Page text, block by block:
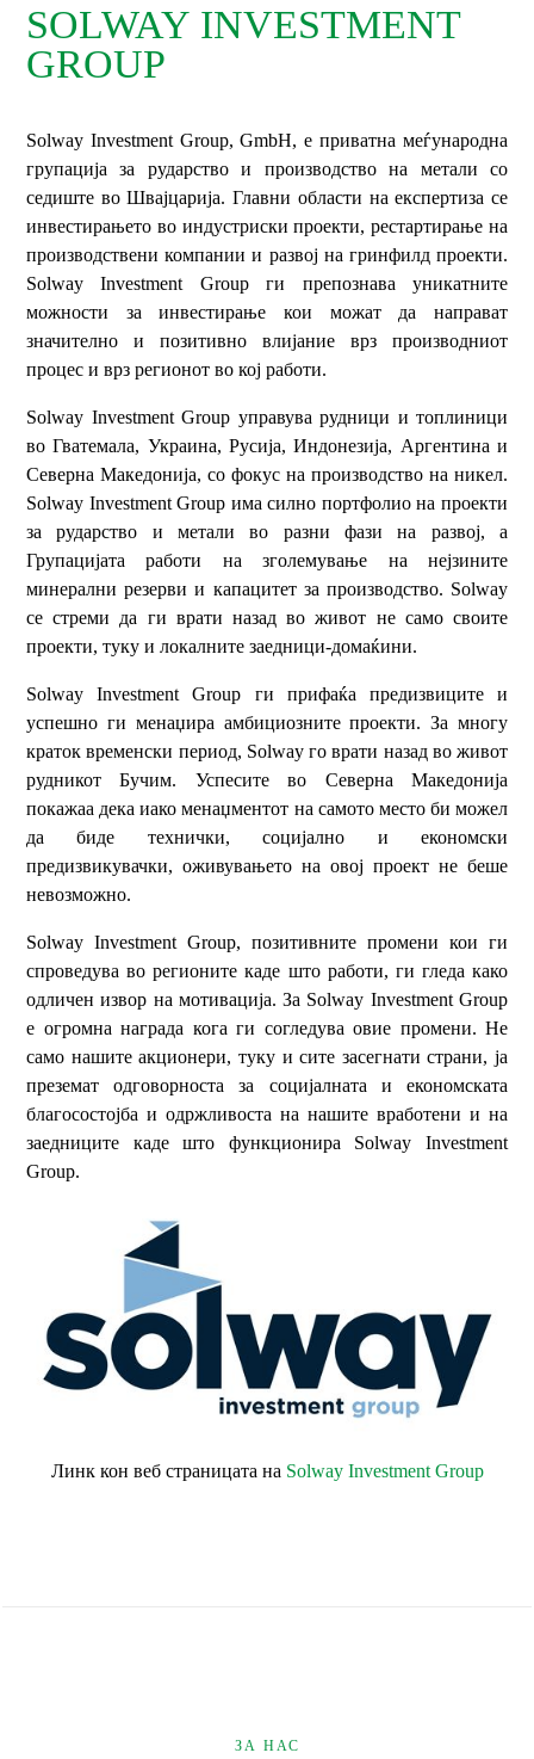
SOLWAY INVESTMENT
GROUP
Solway Investment Group, GmbH, е приватна меѓународна
групација за рударство и производство на метали со
седиште во Швајцарија. Главни области на експертиза се
инвестирањето во индустриски проекти, рестартирање на
производствени компании и развој на гринфилд проекти.
Solway Investment Group ги препознава уникатните
можности за инвестирање кои можат да направат
значително и позитивно влијание врз производниот
процес и врз регионот во кој работи.
Solway Investment Group управува рудници и топлиници
во Гватемала, Украина, Русија, Индонезија, Аргентина и
Северна Македонија, со фокус на производство на никел.
Solway Investment Group има силно портфолио на проекти
за рударство и метали во разни фази на развој, а
Групацијата работи на зголемување на нејзините
минерални резерви и капацитет за производство. Solway
се стреми да ги врати назад во живот не само своите
проекти, туку и локалните заедници-домаќини.
Solway Investment Group ги прифаќа предизвиците и
успешно ги менаџира амбициозните проекти. За многу
краток временски период, Solway го врати назад во живот
рудникот Бучим. Успесите во Северна Македонија
покажаа дека иако менаџментот на самото место би можел
да биде технички, социјално и економски
предизвикувачки, оживувањето на овој проект не беше
невозможно.
Solway Investment Group, позитивните промени кои ги
спроведува во регионите каде што работи, ги гледа како
одличен извор на мотивација. За Solway Investment Group
е огромна награда кога ги согледува овие промени. Не
само нашите акционери, туку и сите засегнати страни, ја
преземат одговорноста за социјалната и економската
благосостојба и одржливоста на нашите вработени и на
заедниците каде што функционира Solway Investment
Group.
Линк кон веб страницата на Solway Investment Group
ЗА НАС